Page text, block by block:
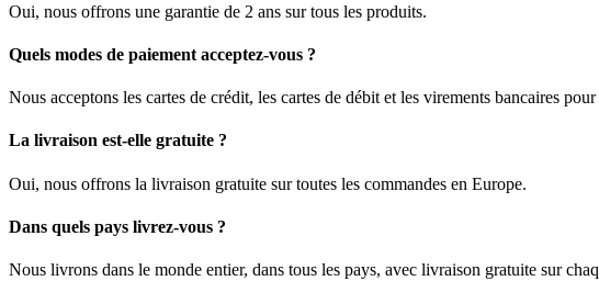
Oui, nous offrons une garantie de 2 ans sur tous les produits.
Quels modes de paiement acceptez-vous ?
Nous acceptons les cartes de crédit, les cartes de débit et les virements bancaires
La livraison est-elle gratuite ?
Oui, nous offrons la livraison gratuite sur toutes les commandes en Europe.
Dans quels pays livrez-vous ?
Nous livrons dans le monde entier, dans tous les pays, avec livraison gratuite sur